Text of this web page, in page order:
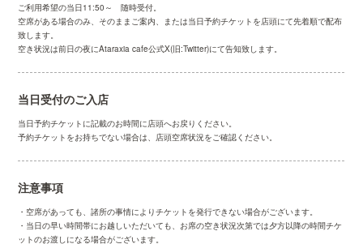
ご利用希望の当日11:50～ 随時受付。
空席がある場合のみ、そのままご案内、または当日予約チケットを店頭にて先着順で配布
致します。
空き状況は前日の夜にAtaraxia cafe公式X(旧:Twitter)にて告知致します。
当日受付のご入店
当日予約チケットに記載のお時間に店頭へお戻りください。
予約チケットをお持ちでない場合は、店頭空席状況をご確認ください。
注意事項
・空席があっても、諸所の事情によりチケットを発行できない場合がございます。
・当日の早い時間帯にお越しいただいても、お席の空き状況次第では夕方以降の時間チケ
ットのお渡しになる場合がございます。